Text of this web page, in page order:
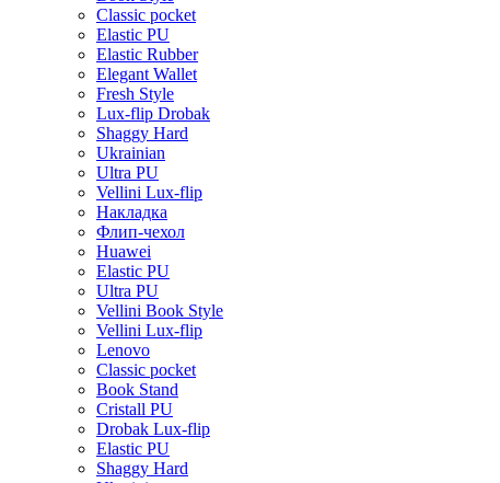
Classic pocket
Elastic PU
Elastic Rubber
Elegant Wallet
Fresh Style
Lux-flip Drobak
Shaggy Hard
Ukrainian
Ultra PU
Vellini Lux-flip
Накладка
Флип-чехол
Huawei
Elastic PU
Ultra PU
Vellini Book Style
Vellini Lux-flip
Lenovo
Classic pocket
Book Stand
Cristall PU
Drobak Lux-flip
Elastic PU
Shaggy Hard